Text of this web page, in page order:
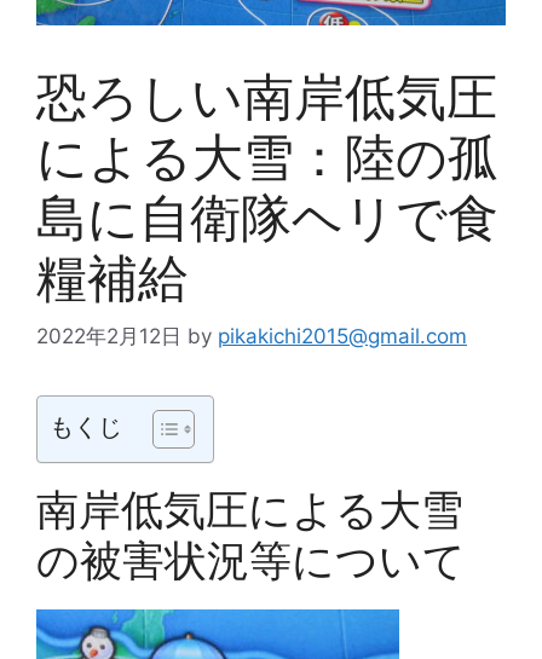
恐ろしい南岸低気圧
による大雪：陸の孤
島に自衛隊ヘリで食
糧補給
2022年2月12日 by pikakichi2015@gmail.com
もくじ
南岸低気圧による大雪
の被害状況等について